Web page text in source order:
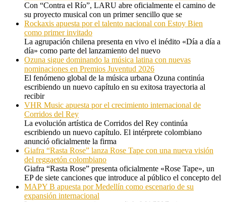
Con “Contra el Río”, LARU abre oficialmente el camino de
su proyecto musical con un primer sencillo que se
Rockaxis apuesta por el talento nacional con Estoy Bien
como primer invitado
La agrupación chilena presenta en vivo el inédito «Día a día a
día» como parte del lanzamiento del nuevo
Ozuna sigue dominando la música latina con nuevas
nominaciones en Premios Juventud 2026
El fenómeno global de la música urbana Ozuna continúa
escribiendo un nuevo capítulo en su exitosa trayectoria al
recibir
VHR Music apuesta por el crecimiento internacional de
Corridos del Rey
La evolución artística de Corridos del Rey continúa
escribiendo un nuevo capítulo. El intérprete colombiano
anunció oficialmente la firma
Giafra “Rasta Rose” lanza Rose Tape con una nueva visión
del reggaetón colombiano
Giafra “Rasta Rose” presenta oficialmente «Rose Tape», un
EP de siete canciones que introduce al público el concepto del
MAPY B apuesta por Medellín como escenario de su
expansión internacional